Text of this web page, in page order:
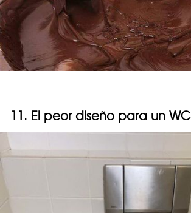
11. El peor diseño para un WC